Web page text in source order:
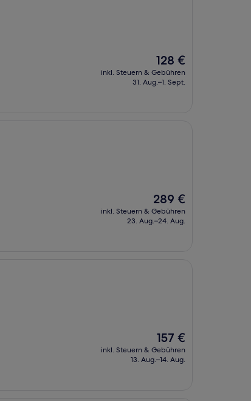
Der
Preis
beträgt
128 €
inkl. Steuern & Gebühren
31. Aug.–1. Sept.
Der
Preis
beträgt
289 €
inkl. Steuern & Gebühren
23. Aug.–24. Aug.
Der
Preis
beträgt
157 €
inkl. Steuern & Gebühren
13. Aug.–14. Aug.